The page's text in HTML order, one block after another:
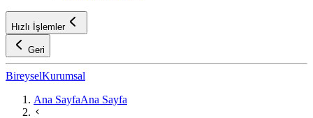
Hızlı İşlemler
Geri
BireyselKurumsal
Ana SayfaAna Sayfa